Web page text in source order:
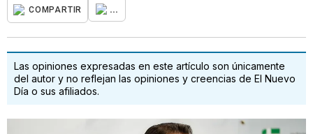
COMPARTIR ...
Las opiniones expresadas en este artículo son únicamente
del autor y no reflejan las opiniones y creencias de El Nuevo
Día o sus afiliados.